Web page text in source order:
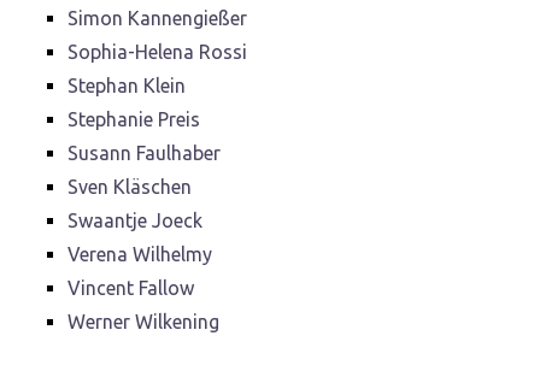
Simon Kannengießer
Sophia-Helena Rossi
Stephan Klein
Stephanie Preis
Susann Faulhaber
Sven Kläschen
Swaantje Joeck
Verena Wilhelmy
Vincent Fallow
Werner Wilkening